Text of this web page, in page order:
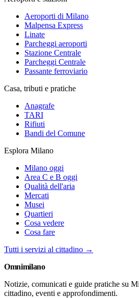
Aeroporti di Milano
Malpensa Express
Linate
Parcheggi aeroporti
Stazione Centrale
Parcheggi Centrale
Passante ferroviario
Casa, tributi e pratiche
Anagrafe
TARI
Rifiuti
Bandi del Comune
Esplora Milano
Milano oggi
Area C e B oggi
Qualità dell'aria
Mercati
Musei
Quartieri
Cosa vedere
Cosa fare
Tutti i servizi al cittadino →
Omnimilano
Notizie, comunicati e guide pratiche su
cittadino, eventi e approfondimenti.